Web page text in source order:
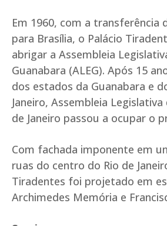
Em 1960, com a transferência
para Brasília, o Palácio
abrigar a Assembleia
Guanabara (ALEG). Após 15
dos estados da Guanabara e
Janeiro, Assembleia
de Janeiro passou a ocupar o
Com fachada imponente em
ruas do centro do Rio de
Tiradentes foi projetado em
Archimedes Memória e